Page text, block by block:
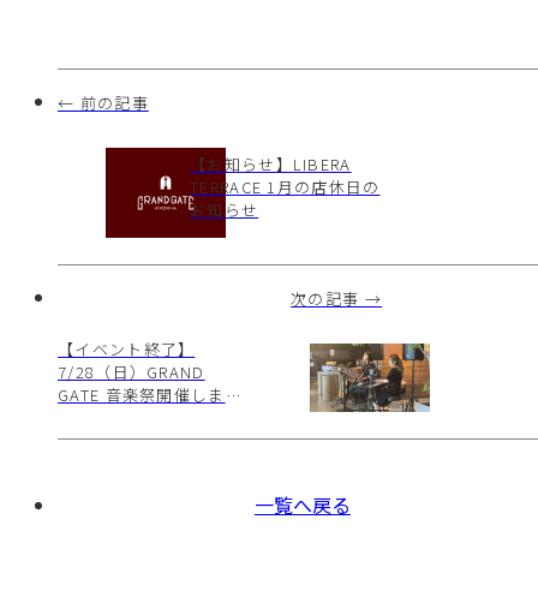
← 前の記事
【お知らせ】LIBERA
TERRACE 1月の店休日の
お知らせ
次の記事 →
【イベント終了】
7/28（日）GRAND
GATE 音楽祭開催しまし
一覧へ戻る